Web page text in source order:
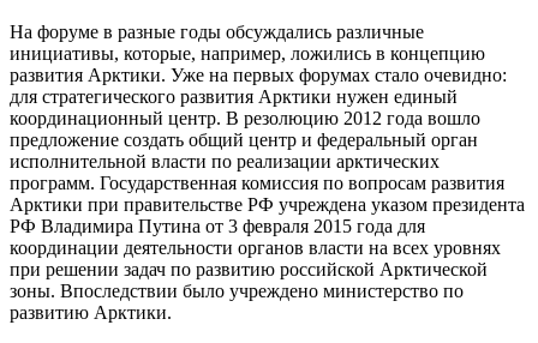
На форуме в разные годы обсуждались различные
инициативы, которые, например, ложились в концепцию
развития Арктики. Уже на первых форумах стало очевидно:
для стратегического развития Арктики нужен единый
координационный центр. В резолюцию 2012 года вошло
предложение создать общий центр и федеральный орган
исполнительной власти по реализации арктических
программ. Государственная комиссия по вопросам развития
Арктики при правительстве РФ учреждена указом президента
РФ Владимира Путина от 3 февраля 2015 года для
координации деятельности органов власти на всех уровнях
при решении задач по развитию российской Арктической
зоны. Впоследствии было учреждено министерство по
развитию Арктики.